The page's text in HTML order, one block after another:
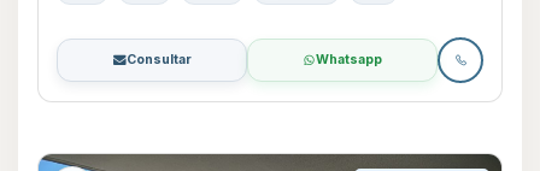
Consultar Whatsapp